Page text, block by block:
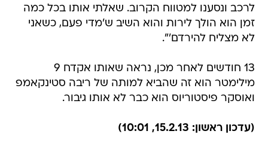
לרכב ונסענו למטווח הקרוב. שאלתי אותו בכל כמה
זמן הוא הולך לירות והוא השיב ש'מדי פעם, כשאני
לא מצליח להירדם'".
13 חודשים לאחר מכן, נראה שאותו אקדח 9
מילימטר הוא זה שהביא למותה של ריבה סטינקאמפ
ואוסקר פיסטוריוס הוא כבר לא אותו גיבור.
(עדכון ראשון: 15.2.13, 10:01)